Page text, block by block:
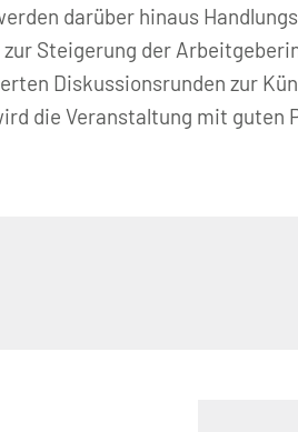
darüber hinaus
Steigerung der
Diskussionsrunden zur
die Veranstaltung mit guten